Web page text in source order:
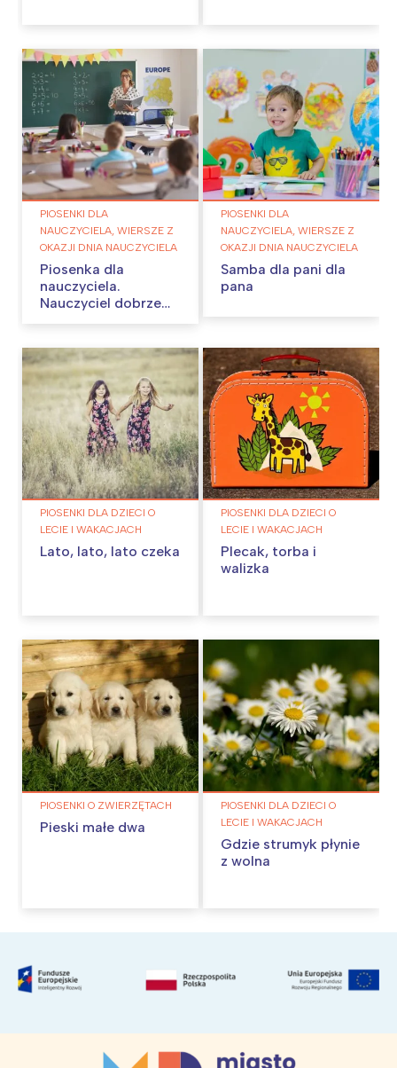
PIOSENKI DLA
NAUCZYCIELA, WIERSZE Z
OKAZJI DNIA NAUCZYCIELA
Piosenka dla
nauczyciela.
Nauczyciel dobrze
PIOSENKI DLA
NAUCZYCIELA, WIERSZE Z
OKAZJI DNIA NAUCZYCIELA
Samba dla pani dla
pana
PIOSENKI DLA DZIECI O
LECIE I WAKACJACH
Lato, lato, lato czeka
PIOSENKI DLA DZIECI O
LECIE I WAKACJACH
Plecak, torba i
walizka
PIOSENKI O ZWIERZĘTACH
Pieski małe dwa
PIOSENKI DLA DZIECI O
LECIE I WAKACJACH
Gdzie strumyk płynie
z wolna